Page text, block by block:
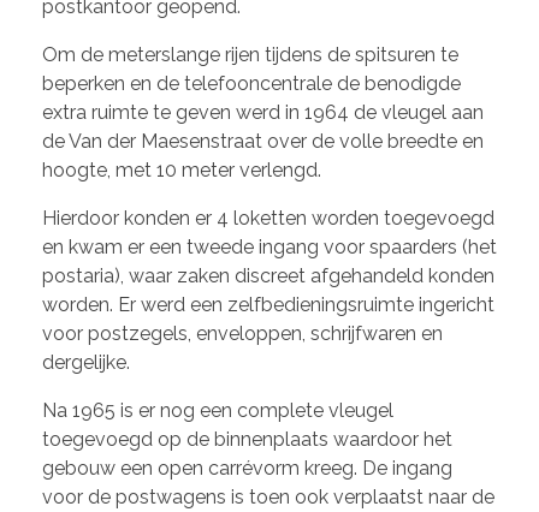
postkantoor geopend.
Om de meterslange rijen tijdens de spitsuren te
beperken en de telefooncentrale de benodigde
extra ruimte te geven werd in 1964 de vleugel aan
de Van der Maesenstraat over de volle breedte en
hoogte, met 10 meter verlengd.
Hierdoor konden er 4 loketten worden toegevoegd
en kwam er een tweede ingang voor spaarders (het
postaria), waar zaken discreet afgehandeld konden
worden. Er werd een zelfbedieningsruimte ingericht
voor postzegels, enveloppen, schrijfwaren en
dergelijke.
Na 1965 is er nog een complete vleugel
toegevoegd op de binnenplaats waardoor het
gebouw een open carrévorm kreeg. De ingang
voor de postwagens is toen ook verplaatst naar de